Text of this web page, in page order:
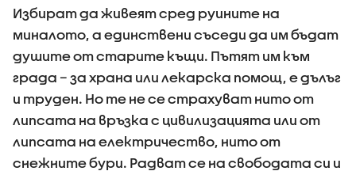
Избират да живеят сред руините на
миналото, а единствени съседи да им бъдат
душите от старите къщи. Пътят им към
града – за храна или лекарска помощ, е дълъг
и труден. Но те не се страхуват нито от
липсата на връзка с цивилизацията или от
липсата на електричество, нито от
снежните бури. Радват се на свободата си и